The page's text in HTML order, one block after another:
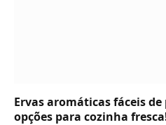
Ervas aromáticas fáceis
opções para cozinha